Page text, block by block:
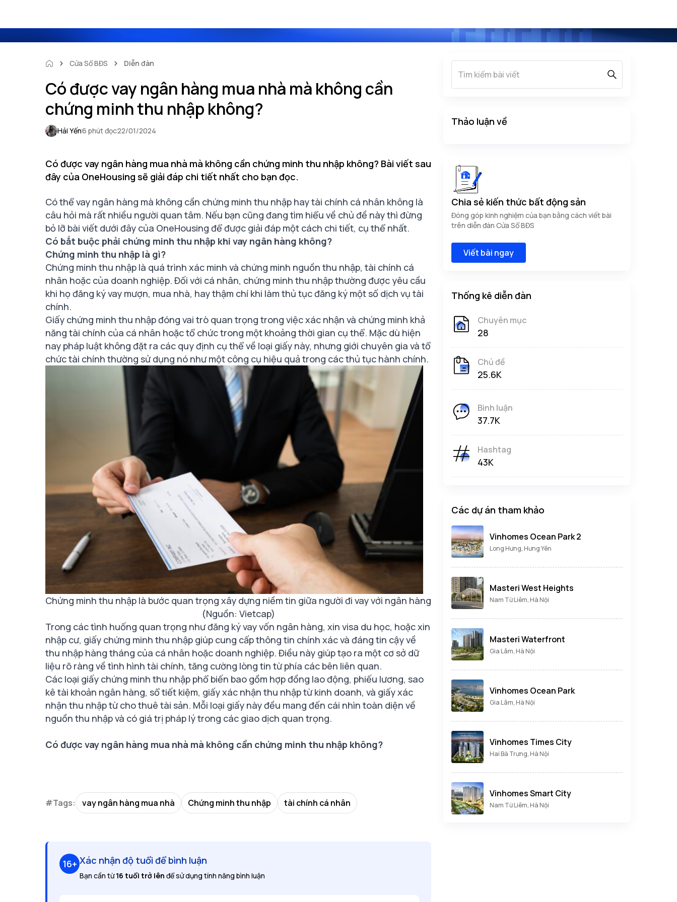
Cửa Sổ BĐS Diễn đàn
Có được vay ngân hàng mua nhà mà không cần
chứng minh thu nhập không?
Hải Yến6 phút đọc22/01/2024
Có được vay ngân hàng mua nhà mà không cần chứng minh thu nhập không? Bài viết sau
đây của OneHousing sẽ giải đáp chi tiết nhất cho bạn đọc.
Có thể vay ngân hàng mà không cần chứng minh thu nhập hay tài chính cá nhân không là
câu hỏi mà rất nhiều người quan tâm. Nếu bạn cũng đang tìm hiểu về chủ đề này thì đừng
bỏ lỡ bài viết dưới đây của OneHousing để được giải đáp một cách chi tiết, cụ thể nhất.
Có bắt buộc phải chứng minh thu nhập khi vay ngân hàng không?
Chứng minh thu nhập là gì?
Chứng minh thu nhập là quá trình xác minh và chứng minh nguồn thu nhập, tài chính cá
nhân hoặc của doanh nghiệp. Đối với cá nhân, chứng minh thu nhập thường được yêu cầu
khi họ đăng ký vay mượn, mua nhà, hay thậm chí khi làm thủ tục đăng ký một số dịch vụ tài
chính.
Giấy chứng minh thu nhập đóng vai trò quan trọng trong việc xác nhận và chứng minh khả
năng tài chính của cá nhân hoặc tổ chức trong một khoảng thời gian cụ thể. Mặc dù hiện
nay pháp luật không đặt ra các quy định cụ thể về loại giấy này, nhưng giới chuyên gia và tổ
chức tài chính thường sử dụng nó như một công cụ hiệu quả trong các thủ tục hành chính.
Chứng minh thu nhập là bước quan trọng xây dựng niềm tin giữa người đi vay với ngân hàng
(Nguồn: Vietcap)
Trong các tình huống quan trọng như đăng ký vay vốn ngân hàng, xin visa du học, hoặc xin
nhập cư, giấy chứng minh thu nhập giúp cung cấp thông tin chính xác và đáng tin cậy về
thu nhập hàng tháng của cá nhân hoặc doanh nghiệp. Điều này giúp tạo ra một cơ sở dữ
liệu rõ ràng về tình hình tài chính, tăng cường lòng tin từ phía các bên liên quan.
Các loại giấy chứng minh thu nhập phổ biến bao gồm hợp đồng lao động, phiếu lương, sao
kê tài khoản ngân hàng, sổ tiết kiệm, giấy xác nhận thu nhập từ kinh doanh, và giấy xác
nhận thu nhập từ cho thuê tài sản. Mỗi loại giấy này đều mang đến cái nhìn toàn diện về
nguồn thu nhập và có giá trị pháp lý trong các giao dịch quan trọng.
Có được vay ngân hàng mua nhà mà không cần chứng minh thu nhập không?
#Tags: vay ngân hàng mua nhà Chứng minh thu nhập tài chính cá nhân
16+ Xác nhận độ tuổi để bình luận
Bạn cần từ16 tuổi trở lên để sử dụng tính năng bình luận
Thảo luận về
Chia sẻ kiến thức bất động sản
Đóng góp kinh nghiệm của bạn bằng cách viết bài
trên diễn đàn Cửa Sổ BĐS
Viết bài ngay
Thống kê diễn đàn
Chuyên mục
28
Chủ đề
25.6K
Bình luận
37.7K
Hashtag
43K
Các dự án tham khảo
Vinhomes Ocean Park 2
Long Hưng, Hưng Yên
Masteri West Heights
Nam Từ Liêm, Hà Nội
Masteri Waterfront
Gia Lâm, Hà Nội
Vinhomes Ocean Park
Gia Lâm, Hà Nội
Vinhomes Times City
Hai Bà Trưng, Hà Nội
Vinhomes Smart City
Nam Từ Liêm, Hà Nội